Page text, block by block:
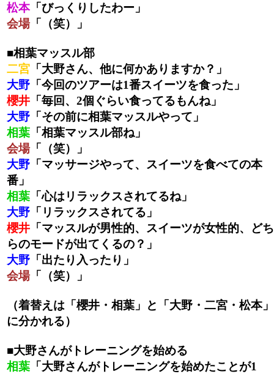
松本「びっくりしたわー」
会場「（笑）」
■相葉マッスル部
二宮 「大野さん、他に何かありますか？」
大野 「今回のツアーは1番スイーツを食った」
櫻井 「毎回、2個ぐらい食ってるもんね」
大野 「その前に相葉マッスルやって」
相葉 「相葉マッスル部ね」
会場「（笑）」
大野 「マッサージやって、スイーツを食べての本
番」
相葉 「心はリラックスされてるね」
大野 「リラックスされてる」
櫻井 「マッスルが男性的、スイーツが女性的、どち
らのモードが出てくるの？」
大野 「出たり入ったり」
会場「（笑）」
（着替えは「櫻井・相葉」と「大野・二宮・松本」
に分かれる）
■大野さんがトレーニングを始める
相葉 「大野さんがトレーニングを始めたことが1